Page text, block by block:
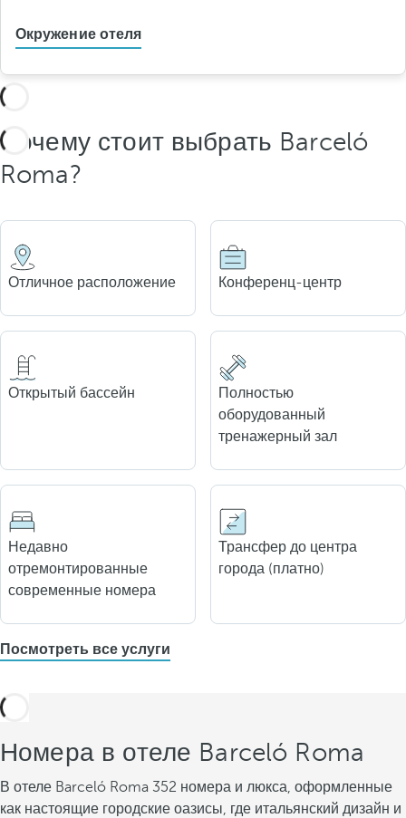
Окружение отеля
Почему стоит выбрать Barceló
Roma?
Отличное расположение Конференц-центр
Открытый бассейн
Полностью
оборудованный
тренажерный зал
Недавно
отремонтированные
современные номера
Трансфер до центра
города (платно)
Посмотреть все услуги
Номера в отеле Barceló Roma
В отеле Barceló Roma 352 номера и люкса, оформленные
как настоящие городские оазисы, где итальянский дизайн и